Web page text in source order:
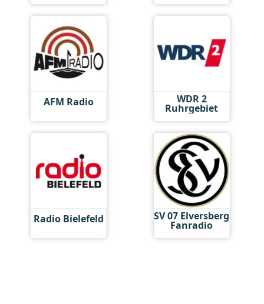
AFM Radio WDR 2
Ruhrgebiet
Radio Bielefeld SV 07 Elversberg
Fanradio